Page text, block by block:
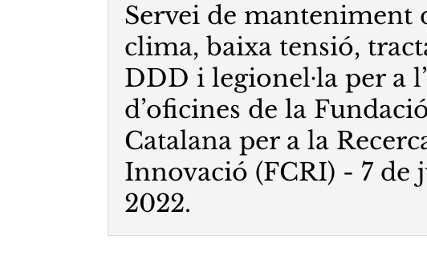
Servei de manteniment
clima, baixa tensió,
DDD i legionel·la per a
d’oficines de la
Catalana per a la
Innovació (FCRI) - 7 de
2022.